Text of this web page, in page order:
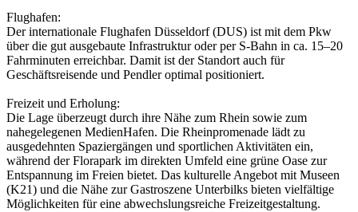
Flughafen:
Der internationale Flughafen Düsseldorf (DUS) ist mit dem Pkw
über die gut ausgebaute Infrastruktur oder per S-Bahn in ca. 15–20
Fahrminuten erreichbar. Damit ist der Standort auch für
Geschäftsreisende und Pendler optimal positioniert.
Freizeit und Erholung:
Die Lage überzeugt durch ihre Nähe zum Rhein sowie zum
nahegelegenen MedienHafen. Die Rheinpromenade lädt zu
ausgedehnten Spaziergängen und sportlichen Aktivitäten ein,
während der Florapark im direkten Umfeld eine grüne Oase zur
Entspannung im Freien bietet. Das kulturelle Angebot mit Museen
(K21) und die Nähe zur Gastroszene Unterbilks bieten vielfältige
Möglichkeiten für eine abwechslungsreiche Freizeitgestaltung.